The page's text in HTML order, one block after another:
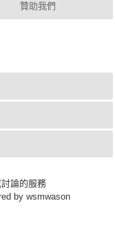
贊助我們
論的服務
by wsmwason